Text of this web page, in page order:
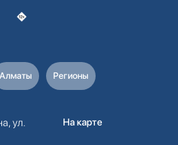
Алматы Регионы
ул.
На карте